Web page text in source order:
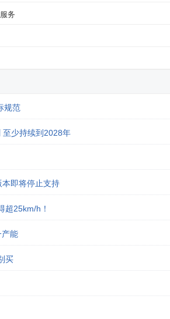
务
规范
至少持续到2028年
即将停止支持
超25km/h！
产能
买